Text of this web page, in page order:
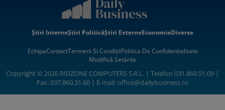
Știri InterneȘtiri PoliticăȘtiri ExterneEconomieDiverse
EchipaContactTermeni Si CondițiiPolitica De Confidentialitate
Modifică Setările
Copyright © 2026 RIDZONE COMPUTERS S.R.L. | Telefon 031.860.51.09 |
Fax: 037.860.31.60 | E-mail:office@dailybusiness.ro